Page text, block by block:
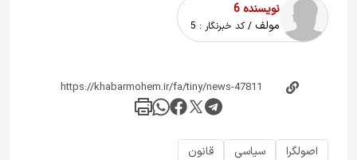
نویسنده 6
مولف / کد خبرنگار : 5
اصولگرا سیاسی قانون